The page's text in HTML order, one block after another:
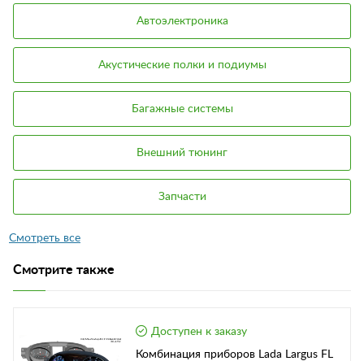
Автоэлектроника
Акустические полки и подиумы
Багажные системы
Внешний тюнинг
Запчасти
Смотрите также
Доступен к заказу
Комбинация приборов Lada Largus FL